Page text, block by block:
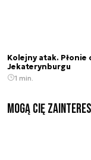
Kolejny atak.
Jekaterynburgu
1 min.
Mogą Cię